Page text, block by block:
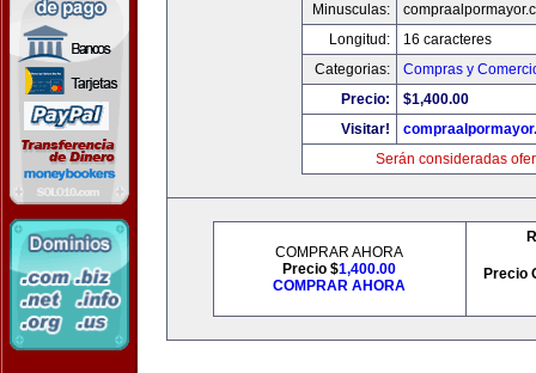
Minusculas:
Longitud:
16 caracteres
Categorias:
Compras y
Precio:
$1,400.00
Visitar!
Serán consideradas
COMPRAR AHORA
Precio $1,400.00
COMPRAR AHORA
Precio